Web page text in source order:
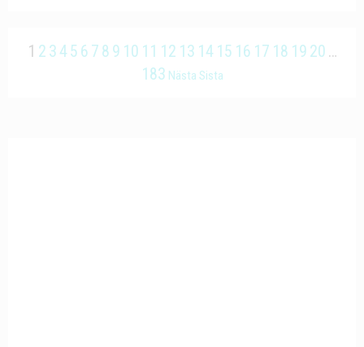
1 2 3 45 6 7 8 9 10 11 12 13 14 15 16 17 18 19 20 …
183 Nästa Sista